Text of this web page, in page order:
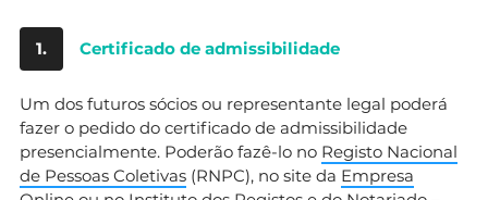
1. Certificado de admissibilidade
Um dos futuros sócios ou representante legal poderá
fazer o pedido do certificado de admissibilidade
presencialmente. Poderão fazê-lo no Registo Nacional
de Pessoas Coletivas (RNPC), no site da Empresa